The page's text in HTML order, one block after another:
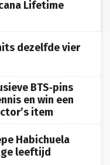
en win een
item
leeftijd